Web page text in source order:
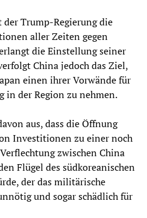
Trump-Regierung die
aller Zeiten gegen
die Einstellung seiner
China jedoch das Ziel,
einen ihrer Vorwände für
der Region zu nehmen.
aus, dass die Öffnung
Investitionen zu einer noch
zwischen China
Flügel des südkoreanischen
der das militärische
und sogar schädlich für